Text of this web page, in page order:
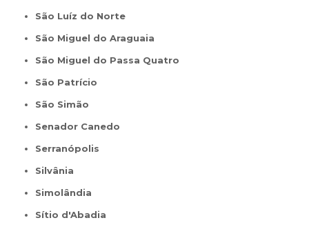
São Luíz do Norte
São Miguel do Araguaia
São Miguel do Passa Quatro
São Patrício
São Simão
Senador Canedo
Serranópolis
Silvânia
Simolândia
Sítio d'Abadia